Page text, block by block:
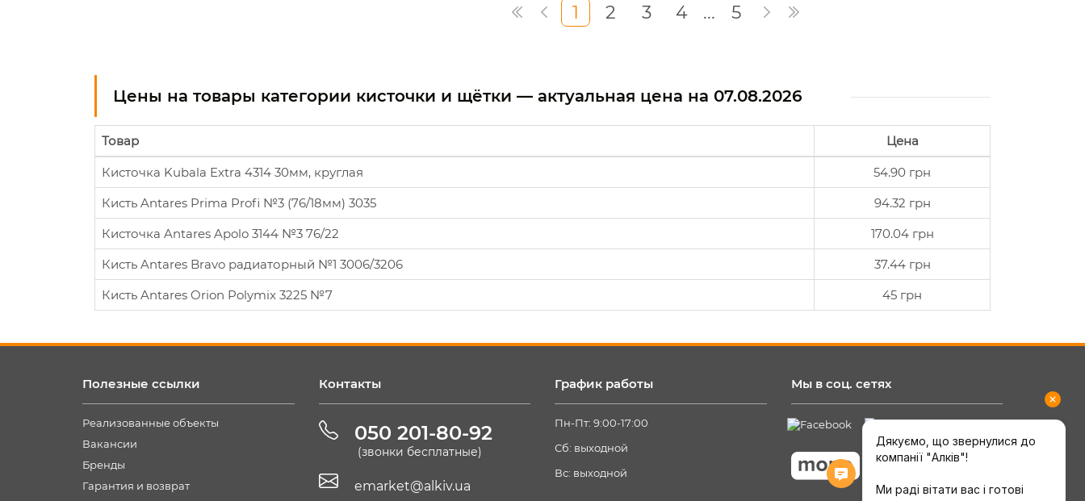
1 2 3 4 ... 5
Цены на товары категории кисточки и щётки — актуальная цена на 07.08.2026
Товар Цена
Кисточка Kubala Extra 4314 30мм, круглая
54.90 грн
Кисть Antares Prima Profi №3 (76/18мм) 3035
94.32 грн
Кисточка Antares Apolo 3144 №3 76/22
170.04 грн
Кисть Antares Bravo радиаторный №1 3006/3206
37.44 грн
Кисть Antares Orion Polymix 3225 №7
45 грн
Полезные ссылки
Реализованные объекты
Вакансии
Бренды
Гарантия и возврат
Контакты
050 201-80-92
(звонки бесплатные)
emarket@alkiv.ua
График работы
Пн-Пт: 9:00-17:00
Сб: выходной
Вс: выходной
Мы в соц. сетях